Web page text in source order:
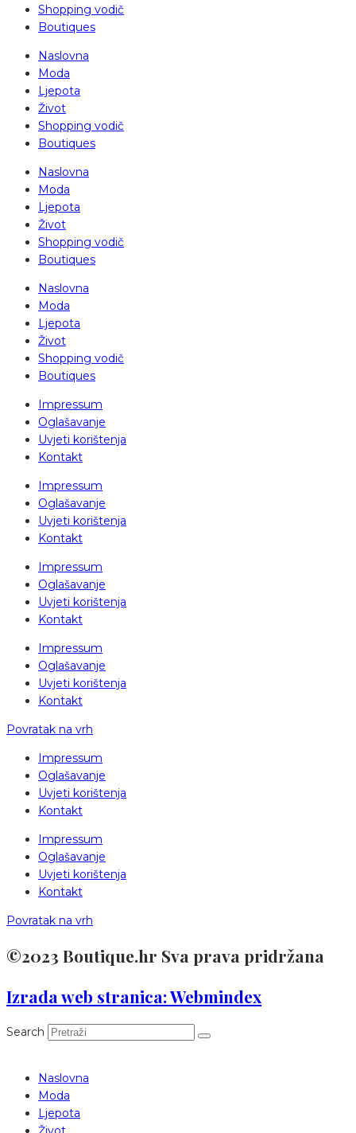
Shopping vodič
Boutiques
Naslovna
Moda
Ljepota
Život
Shopping vodič
Boutiques
Naslovna
Moda
Ljepota
Život
Shopping vodič
Boutiques
Naslovna
Moda
Ljepota
Život
Shopping vodič
Boutiques
Impressum
Oglašavanje
Uvjeti korištenja
Kontakt
Impressum
Oglašavanje
Uvjeti korištenja
Kontakt
Impressum
Oglašavanje
Uvjeti korištenja
Kontakt
Impressum
Oglašavanje
Uvjeti korištenja
Kontakt
Povratak na vrh
Impressum
Oglašavanje
Uvjeti korištenja
Kontakt
Impressum
Oglašavanje
Uvjeti korištenja
Kontakt
Povratak na vrh
©2023 Boutique.hr Sva prava pridržana
Izrada web stranica: Webmindex
Search
Naslovna
Moda
Ljepota